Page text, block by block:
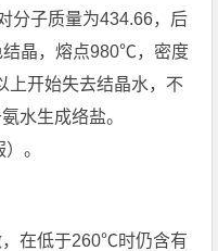
分子质量为434.66，后
结晶，熔点980℃，密度
上开始失去结晶水，不
水生成络盐。
。
在低于260℃时仍含有